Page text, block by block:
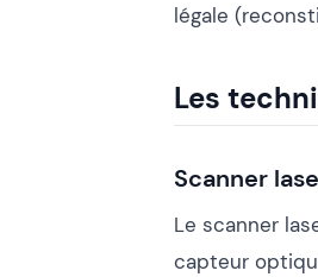
légale
Les
Scanner
Le scanner
capteur